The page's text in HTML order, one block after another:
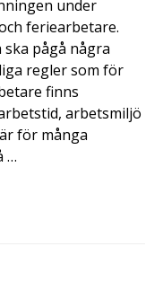
under
feriearbetare.
pågå några
regler som för
finns
arbetsmiljö
för många
…